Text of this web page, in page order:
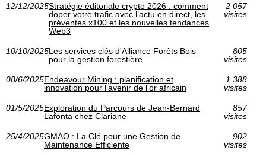
12/12/2025Stratégie éditoriale crypto 2026 : comment
doper votre trafic avec l’actu en direct, les
préventes x100 et les nouvelles tendances
Web3
2 057
visites
10/10/2025Les services clés d'Alliance Forêts Bois
pour la gestion forestière
805
visites
08/6/2025Endeavour Mining : planification et
innovation pour l'avenir de l'or africain
1 388
visites
01/5/2025Exploration du Parcours de Jean-Bernard
Lafonta chez Clariane
857
visites
25/4/2025GMAO : La Clé pour une Gestion de
Maintenance Efficiente
902
visites